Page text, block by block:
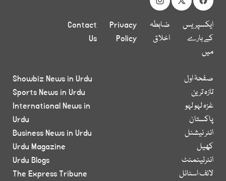
ایکسپریس
کے بارے
میں
ضابطہ
اخلاق
Privacy
Policy
Contact
Us
صفحۂ اول
تازہ ترین
غزہ لہو لہو
پاکستان
انٹر نیشنل
کھیل
انٹرٹینمنٹ
لائف اسٹائل
Showbiz News in Urdu
Sports News in Urdu
International News in
Urdu
Business News in Urdu
Urdu Magazine
Urdu Blogs
The Express Tribune